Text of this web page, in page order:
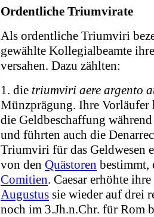
Ordentliche Triumvirate
Als ordentliche Triumviri
gewählte Kollegialbeamte
versahen. Dazu zählten:
1. die triumviri aere argento
Münzprägung. Ihre Vorläufer
die Geldbeschaffung
und führten auch die
Triumviri für das Geldwesen
von den Quästoren bestimmt,
Comitien. Caesar erhöhte
Augustus sie wieder auf drei
noch im 3.Jh.n.Chr. für Rom